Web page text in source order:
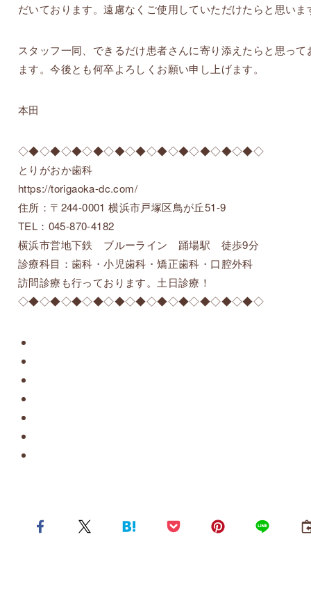
だいております。遠慮なくご使用していただけたらと思いま
スタッフ一同、できるだけ患者さんに寄り添えたらと思って
ます。今後とも何卒よろしくお願い申し上げます。
本田
◇◆◇◆◇◆◇◆◇◆◇◆◇◆◇◆◇◆◇◆◇◆◇
とりがおか歯科
https://torigaoka-dc.com/
住所：〒244-0001 横浜市戸塚区鳥が丘51-9
TEL：045-870-4182
横浜市営地下鉄 ブルーライン 踊場駅 徒歩9分
診療科目：歯科・小児歯科・矯正歯科・口腔外科
訪問診療も行っております。土日診療！
◇◆◇◆◇◆◇◆◇◆◇◆◇◆◇◆◇◆◇◆◇◆◇